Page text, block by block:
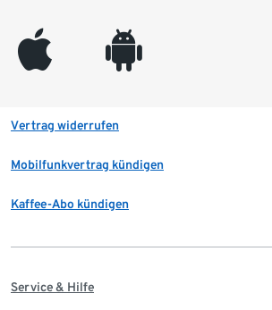
appleinc android
Vertrag widerrufen
Mobilfunkvertrag kündigen
Kaffee-Abo kündigen
Service & Hilfe